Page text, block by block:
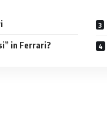
in Ferrari?